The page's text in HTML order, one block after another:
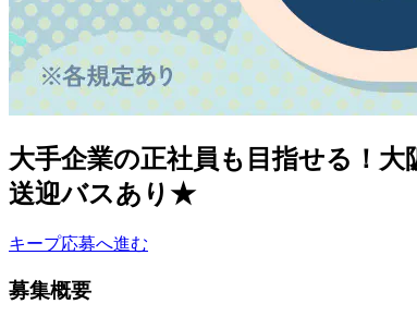
大手企業の正社員も目指せる！
送迎バスあり★
キープ応募へ進む
募集概要